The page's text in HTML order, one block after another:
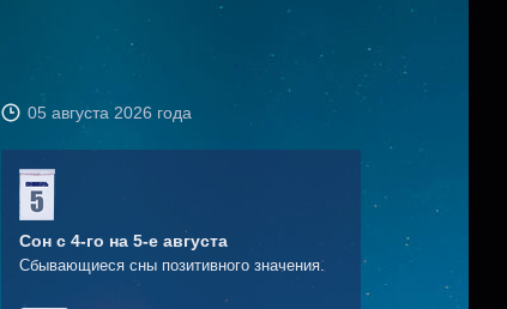
05 августа 2026 года
Сон с 4-го на 5-е августа
Сбывающиеся сны позитивного значения.